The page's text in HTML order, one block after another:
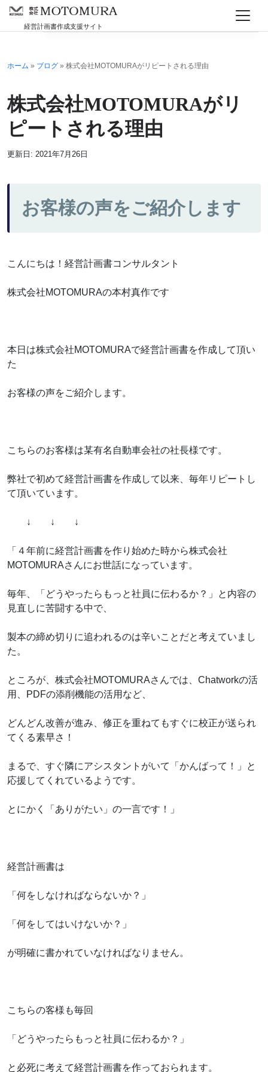
Skip to main content
経営計画書作成支援サイト
ホーム » ブログ » 株式会社MOTOMURAがリピートされる理由
株式会社MOTOMURAがリ
ピートされる理由
更新日: 2021年7月26日
お客様の声をご紹介します
こんにちは！経営計画書コンサルタント
株式会社MOTOMURAの本村真作です
本日は株式会社MOTOMURAで経営計画書を作成して頂い
た
お客様の声をご紹介します。
こちらのお客様は某有名自動車会社の社長様です。
弊社で初めて経営計画書を作成して以来、毎年リピートし
て頂いています。
↓ ↓ ↓
「４年前に経営計画書を作り始めた時から株式会社
MOTOMURAさんにお世話になっています。
毎年、「どうやったらもっと社員に伝わるか？」と内容の
見直しに苦闘する中で、
製本の締め切りに追われるのは辛いことだと考えていまし
た。
ところが、株式会社MOTOMURAさんでは、Chatworkの活
用、PDFの添削機能の活用など、
どんどん改善が進み、修正を重ねてもすぐに校正が送られ
てくる素早さ！
まるで、すぐ隣にアシスタントがいて「かんばって！」と
応援してくれているようです。
とにかく「ありがたい」の一言です！」
経営計画書は
「何をしなければならないか？」
「何をしてはいけないか？」
が明確に書かれていなければなりません。
こちらの客様も毎回
「どうやったらもっと社員に伝わるか？」
と必死に考えて経営計画書を作っておられます。